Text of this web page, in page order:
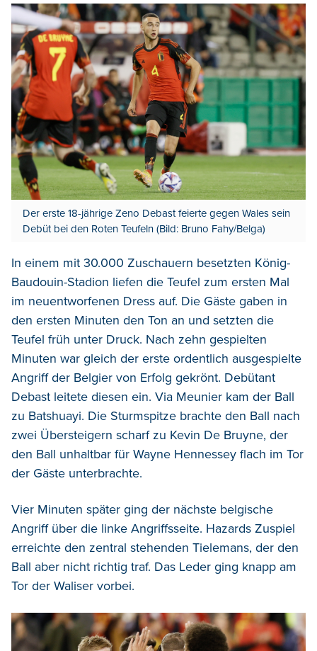
Der erste 18-jährige Zeno Debast feierte gegen Wales sein
Debüt bei den Roten Teufeln (Bild: Bruno Fahy/Belga)
In einem mit 30.000 Zuschauern besetzten König-
Baudouin-Stadion liefen die Teufel zum ersten Mal
im neuentworfenen Dress auf. Die Gäste gaben in
den ersten Minuten den Ton an und setzten die
Teufel früh unter Druck. Nach zehn gespielten
Minuten war gleich der erste ordentlich ausgespielte
Angriff der Belgier von Erfolg gekrönt. Debütant
Debast leitete diesen ein. Via Meunier kam der Ball
zu Batshuayi. Die Sturmspitze brachte den Ball nach
zwei Übersteigern scharf zu Kevin De Bruyne, der
den Ball unhaltbar für Wayne Hennessey flach im Tor
der Gäste unterbrachte.
Vier Minuten später ging der nächste belgische
Angriff über die linke Angriffsseite. Hazards Zuspiel
erreichte den zentral stehenden Tielemans, der den
Ball aber nicht richtig traf. Das Leder ging knapp am
Tor der Waliser vorbei.